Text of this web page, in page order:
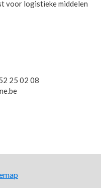
voor logistieke middelen
25 02 08